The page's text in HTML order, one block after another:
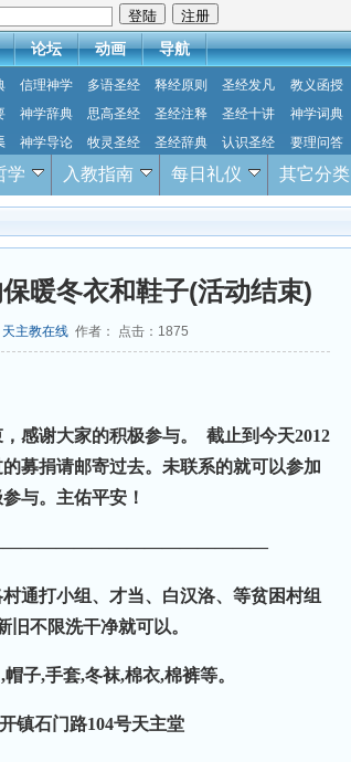
论坛 动画 导航
信理神学 多语圣经 释经原则 圣经发凡 教义函授
神学辞典 思高圣经 圣经注释 圣经十讲 神学词典
神学导论 牧灵圣经 圣经辞典 认识圣经 要理问答
学 入教指南 每日礼仪 其它分类
暖冬衣和鞋子(活动结束)
天主教在线作者： 点击： 1875
感谢大家的积极参与。 截止到今天2012
募捐请邮寄过去。未联系的就可以参加
与。主佑平安！
打小组、才当、白汉洛、等贫困村组
旧不限洗干净就可以。
子,手套,冬袜,棉衣,棉裤等。
石门路104号天主堂